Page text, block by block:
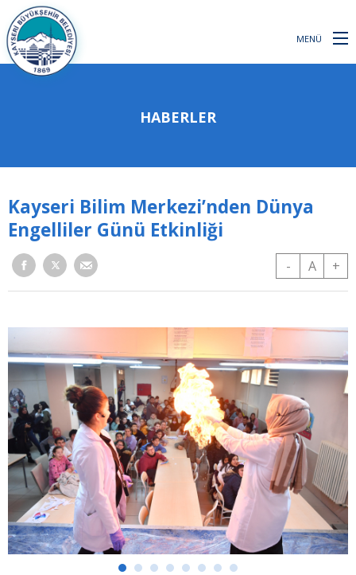
MENÜ
HABERLER
Kayseri Bilim Merkezi’nden Dünya
Engelliler Günü Etkinliği
- A +